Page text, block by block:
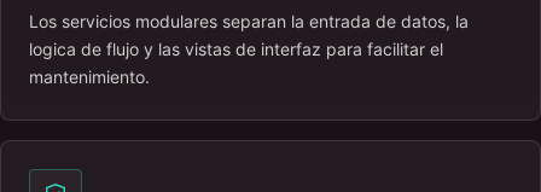
Los servicios modulares separan la entrada de datos, la
logica de flujo y las vistas de interfaz para facilitar el
mantenimiento.